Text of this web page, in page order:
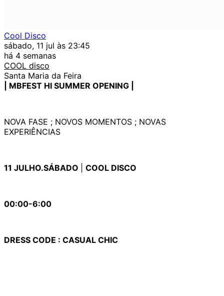
Cool Disco
sábado, 11 jul às 23:45
há 4 semanas
COOL disco
Santa Maria da Feira
| MBFEST HI SUMMER OPENING |
NOVA FASE ; NOVOS MOMENTOS ; NOVAS
EXPERIÊNCIAS
11 JULHO.SÁBADO COOL DISCO
00:00-6:00
DRESS CODE : CASUAL CHIC